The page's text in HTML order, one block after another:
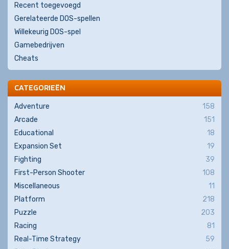
Recent toegevoegd
Gerelateerde DOS-spellen
Willekeurig DOS-spel
Gamebedrijven
Cheats
CATEGORIEËN
Adventure
158
Arcade
151
Educational
18
Expansion Set
19
Fighting
39
First-Person Shooter
108
Miscellaneous
11
Platform
218
Puzzle
203
Racing
81
Real-Time Strategy
59